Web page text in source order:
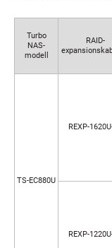
Turbo
NAS-
modell
RAID-
TS-EC880U
REXP-
REXP-